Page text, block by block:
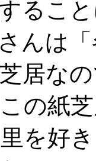
るこ
んは
居な
の紙
を好